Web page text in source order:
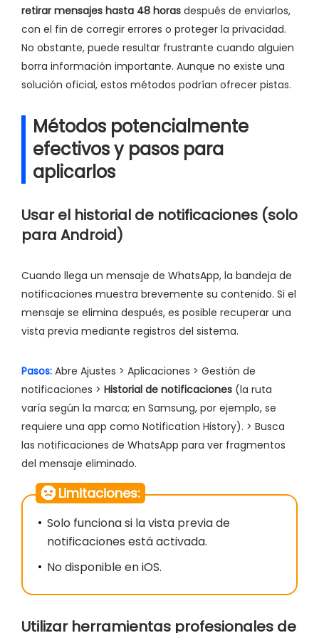
retirar mensajes hasta 48 horas después de enviarlos,
con el fin de corregir errores o proteger la privacidad.
No obstante, puede resultar frustrante cuando alguien
borra información importante. Aunque no existe una
solución oficial, estos métodos podrían ofrecer pistas.
Métodos potencialmente
efectivos y pasos para
aplicarlos
Usar el historial de notificaciones (solo
para Android)
Cuando llega un mensaje de WhatsApp, la bandeja de
notificaciones muestra brevemente su contenido. Si el
mensaje se elimina después, es posible recuperar una
vista previa mediante registros del sistema.
Pasos: Abre Ajustes > Aplicaciones > Gestión de
notificaciones > Historial de notificaciones (la ruta
varía según la marca; en Samsung, por ejemplo, se
requiere una app como Notification History). > Busca
las notificaciones de WhatsApp para ver fragmentos
del mensaje eliminado.
Limitaciones:
Solo funciona si la vista previa de
notificaciones está activada.
No disponible en iOS.
Utilizar herramientas profesionales de